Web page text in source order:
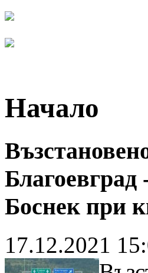
Начало
Боснек при
17.12.2021